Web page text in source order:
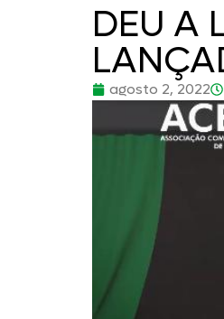
DEU A
agosto 2, 2022